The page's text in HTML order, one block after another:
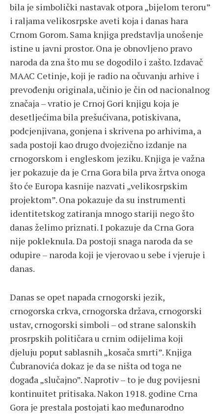
bila je simbolički nastavak otpora „bijelom teroru”
i raljama velikosrpske aveti koja i danas hara
Crnom Gorom. Sama knjiga predstavlja unošenje
istine u javni prostor. Ona je obnovljeno pravo
naroda da zna što mu se dogodilo i zašto. Izdavač
MAAC Cetinje, koji je radio na očuvanju arhive i
prevođenju originala, učinio je čin od nacionalnog
značaja – vratio je Crnoj Gori knjigu koja je
desetljećima bila prešućivana, potiskivana,
podcjenjivana, gonjena i skrivena po arhivima, a
sada postoji kao drugo dvojezično izdanje na
crnogorskom i engleskom jeziku. Knjiga je važna
jer pokazuje da je Crna Gora bila prva žrtva onoga
što će Europa kasnije nazvati „velikosrpskim
projektom”. Ona pokazuje da su instrumenti
identitetskog zatiranja mnogo stariji nego što
danas želimo priznati. I pokazuje da Crna Gora
nije pokleknula. Da postoji snaga naroda da se
odupire – naroda koji je vjerovao u sebe i vjeruje i
danas.
Danas se opet napada crnogorski jezik,
crnogorska crkva, crnogorska država, crnogorski
ustav, crnogorski simboli – od strane salonskih
prosrpskih političara u crnim odijelima koji
djeluju poput sablasnih „kosača smrti”. Knjiga
Čubranovića dokaz je da se ništa od toga ne
događa „slučajno”. Naprotiv – to je dug povijesni
kontinuitet pritisaka. Nakon 1918. godine Crna
Gora je prestala postojati kao međunarodno